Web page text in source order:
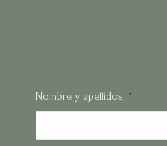
Nombre y apellidos *